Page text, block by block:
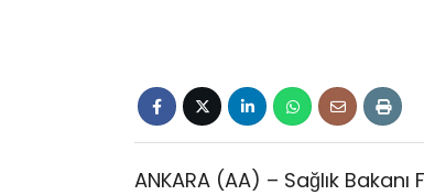
ANKARA (AA) – Sağlık